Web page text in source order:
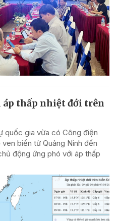
áp thấp nhiệt đới trên
quốc gia vừa có Công điện
biển từ Quảng Ninh đến
động ứng phó với áp thấp